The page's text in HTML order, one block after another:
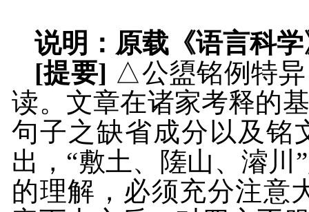
说明：原载《语言科
[提要] △公盨铭例特
读。文章在诸家考释的
句子之缺省成分以及铭
出，“敷土、隓山、濬
的理解，必须充分注意